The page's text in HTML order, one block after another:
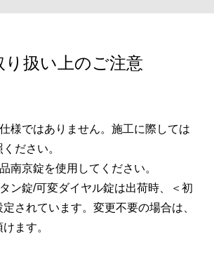
り扱い上のご注意
様ではありません。施工に際しては
ださい。
南京錠を使用してください。
ン錠/可変ダイヤル錠は出荷時、＜初
されています。変更不要の場合は、
ます。